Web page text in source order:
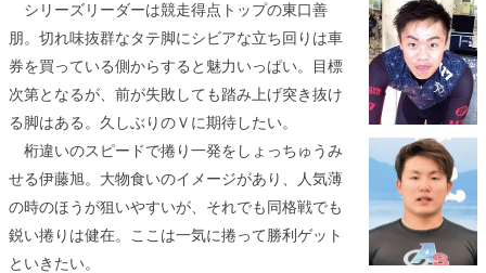
シリーズリーダーは競走得点トップの東口善
朋。切れ味抜群なタテ脚にシビアな立ち回りは車
券を買っている側からすると魅力いっぱい。目標
次第となるが、前が失敗しても踏み上げ突き抜け
る脚はある。久しぶりのＶに期待したい。
桁違いのスピードで捲り一発をしょっちゅうみ
せる伊藤旭。大物食いのイメージがあり、人気薄
の時のほうが狙いやすいが、それでも同格戦でも
鋭い捲りは健在。ここは一気に捲って勝利ゲット
といきたい。